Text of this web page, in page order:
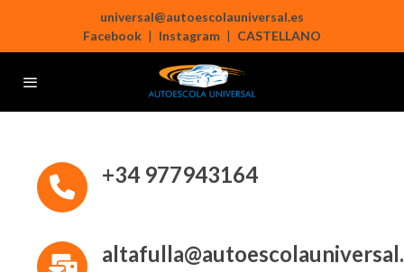
universal@autoescolauniversal.es
Facebook | Instagram | CASTELLANO
+34 977943164
altafulla@